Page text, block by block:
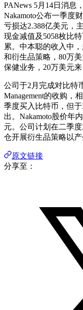
PANews 5月14日消息
Nakamoto公布一季度
亏损达2.388亿美元，
现金减值及5058枚比
累。中本聪的收入中
和衍生品策略，80万
保健业务，20万美元来
公司于2月完成对比特
Management的收购，
季度买入比特币，但
出。Nakamoto股价年
元。公司计划在二季
仓开展衍生品策略以产
原文链接
分享至：